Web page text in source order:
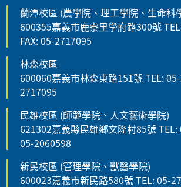
蘭潭校區 (農學院、理工學院、生命科
600355嘉義市鹿寮里學府路300號
FAX: 05-2717095
林森校區
600060嘉義市林森東路151號 TEL:
2717095
民雄校區 (師範學院、人文藝術學院)
621302嘉義縣民雄鄉文隆村85號 TEL:
05-2060598
新民校區 (管理學院、獸醫學院)
600023嘉義市新民路580號 TEL: 05-